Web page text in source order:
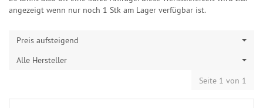
angezeigt wenn nur noch 1 Stk am Lager verfügbar ist.
Preis aufsteigend
Alle Hersteller
Seite 1 von 1